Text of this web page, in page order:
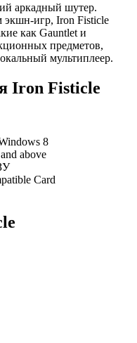
аркадный шутер.
игр, Iron Fisticle
как Gauntlet и
предметов,
мультиплеер.
Iron Fisticle
8
above
Card